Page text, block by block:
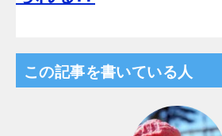
この記事を書いている人